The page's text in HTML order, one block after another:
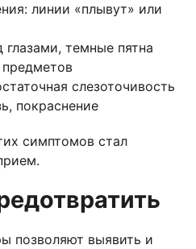
линии «плывут» или
темные пятна
слезоточивость
покраснение
симптомов стал
позволяют выявить и